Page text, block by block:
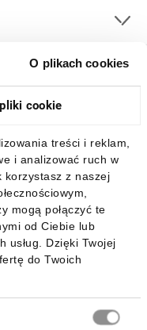
O plikach cookies
cookie
treści i reklam,
i analizować ruch w
korzystasz z naszej
mogą połączyć te
od Ciebie lub
usług. Dzięki Twojej
do Twoich
mobilną: